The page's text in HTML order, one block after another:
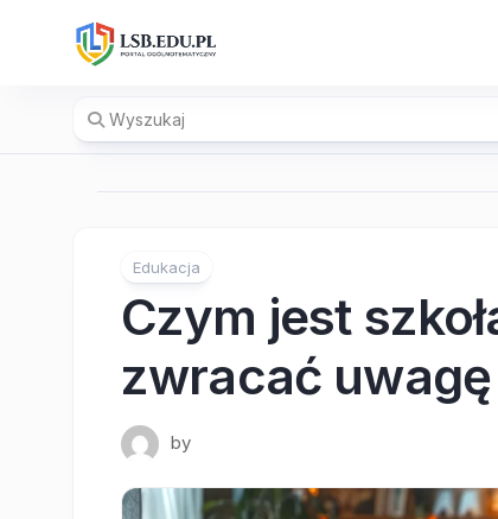
Edukacja
Czym jest
zwracać
by